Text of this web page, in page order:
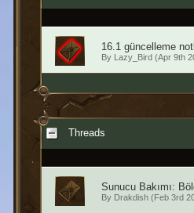
16.1 güncelleme
By Lazy_Bird (Apr 9th
Threads
Sunucu Bakımı:
By Drakdish(Feb 3rd